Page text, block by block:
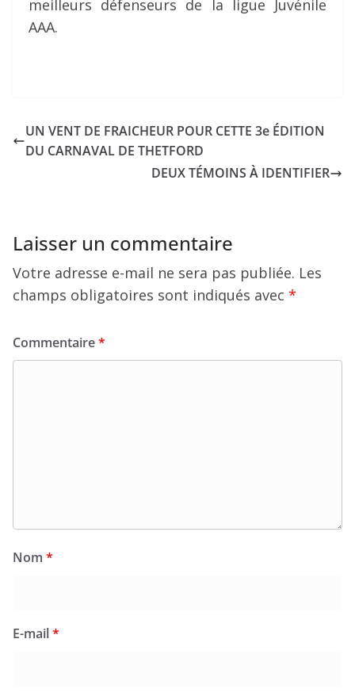
meilleurs défenseurs de la ligue Juvénile
AAA.
UN VENT DE FRAICHEUR POUR CETTE 3e ÉDITION
DU CARNAVAL DE THETFORD
DEUX TÉMOINS À IDENTIFIER
Laisser un commentaire
Votre adresse e-mail ne sera pas publiée. Les
champs obligatoires sont indiqués avec *
Commentaire*
Nom *
E-mail*